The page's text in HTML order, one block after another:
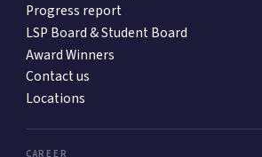
Progress report
LSP Board & Student Board
Award Winners
Contact us
Locations
CAREER